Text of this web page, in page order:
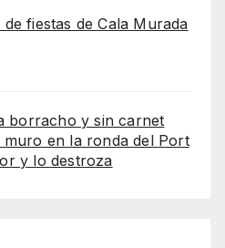
fiestas de Cala Murada
borracho y sin carnet
en la ronda del Port
y lo destroza